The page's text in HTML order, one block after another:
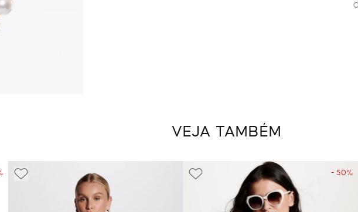
VEJA TAMBÉM
- 50%